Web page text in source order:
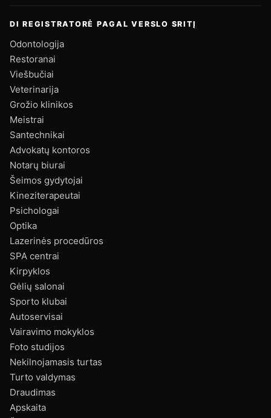
DI REGISTRATORĖ PAGAL VERSLO SRITĮ
Odontologija
Restoranai
Viešbučiai
Veterinarija
Grožio klinikos
Meistrai
Santechnikai
Advokatų kontoros
Notarų biurai
Šeimos gydytojai
Kineziterapeutai
Psichologai
Optika
Lazerinės procedūros
SPA centrai
Kirpyklos
Gėlių salonai
Sporto klubai
Autoservisai
Vairavimo mokyklos
Foto studijos
Nekilnojamasis turtas
Turto valdymas
Draudimas
Apskaita